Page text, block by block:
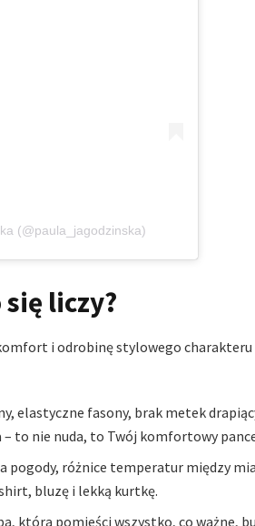
(@paula_jagodzinska)
liczy?
i odrobinę stylowego
elastyczne fasony, brak metek
– to nie nuda, to Twój komfortowy
pogody, różnice temperatur między
bluzę i lekką kurtkę.
która pomieści wszystko, co ważne,